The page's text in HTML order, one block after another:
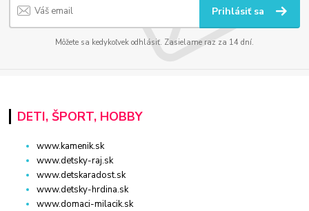
Prihlásiť sa
Môžete sa kedykoľvek odhlásiť. Zasielame raz za 14 dní.
DETI, ŠPORT, HOBBY
www.kamenik.sk
www.detsky-raj.sk
www.detskaradost.sk
www.detsky-hrdina.sk
www.domaci-milacik.sk